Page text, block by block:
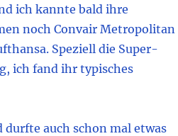
ich kannte bald ihre
noch Convair Metropolitan
Speziell die Super-
ich fand ihr typisches
auch schon mal etwas